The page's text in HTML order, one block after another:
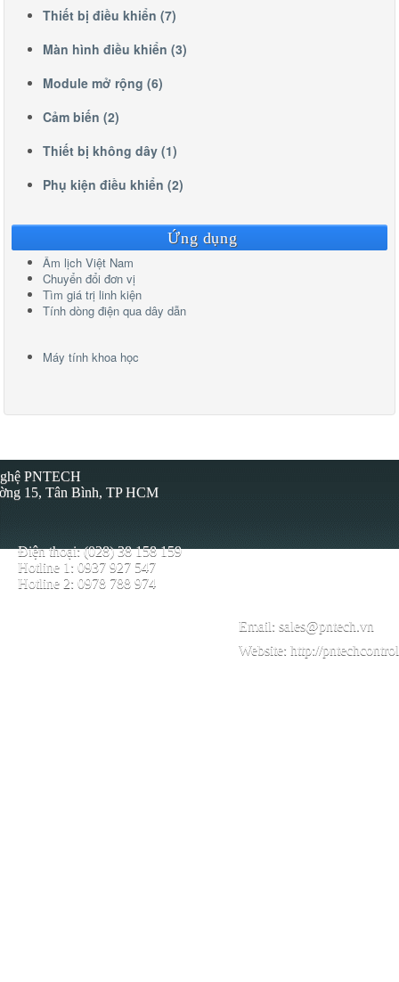
Thiết bị điều khiển (7)
Màn hình điều khiển (3)
Module mở rộng (6)
Cảm biến (2)
Thiết bị không dây (1)
Phụ kiện điều khiển (2)
Ứng dụng
Âm lịch Việt Nam
Chuyển đổi đơn vị
Tìm giá trị linh kiện
Tính dòng điện qua dây dẫn
Máy tính khoa học
PNTECH
15, Tân Bình, TP HCM
Điện thoại: (028) 38 158 159
Hotline 1: 0937 927 547
Hotline 2: 0978 788 974
Email: sales@pntech.vn
Website: http://